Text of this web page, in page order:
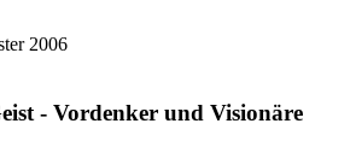
2006
- Vordenker und Visionäre